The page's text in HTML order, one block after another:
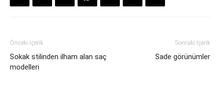
Önceki İçerik
Sokak stilinden ilham alan saç
modelleri
Sonraki İçerik
Sade görünümler